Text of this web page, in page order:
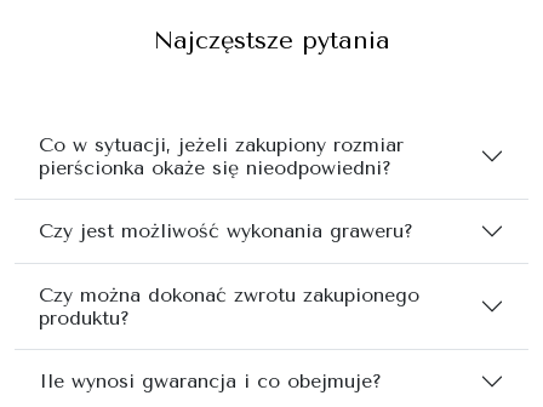
Najczęstsze pytania
Co w sytuacji, jeżeli zakupiony rozmiar
pierścionka okaże się nieodpowiedni?
Czy jest możliwość wykonania graweru?
Czy można dokonać zwrotu zakupionego
produktu?
Ile wynosi gwarancja i co obejmuje?